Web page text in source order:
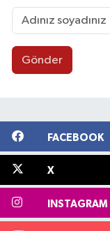
Gönder
FACEBOOK
X
INSTAGRAM